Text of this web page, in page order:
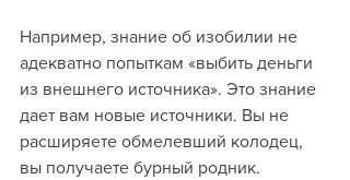
Например, знание об изобилии не
адекватно попыткам «выбить деньги
из внешнего источника». Это знание
дает вам новые источники. Вы не
расширяете обмелевший колодец,
вы получаете бурный родник.